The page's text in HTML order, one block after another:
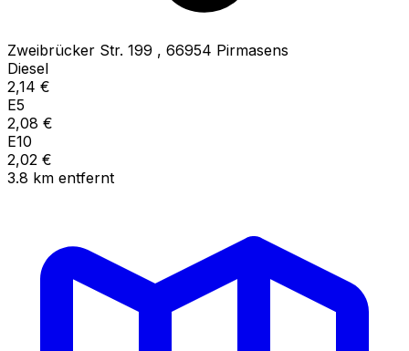
Zweibrücker Str. 199 , 66954 Pirmasens
Diesel
2,14 €
E5
2,08 €
E10
2,02 €
3.8 km entfernt